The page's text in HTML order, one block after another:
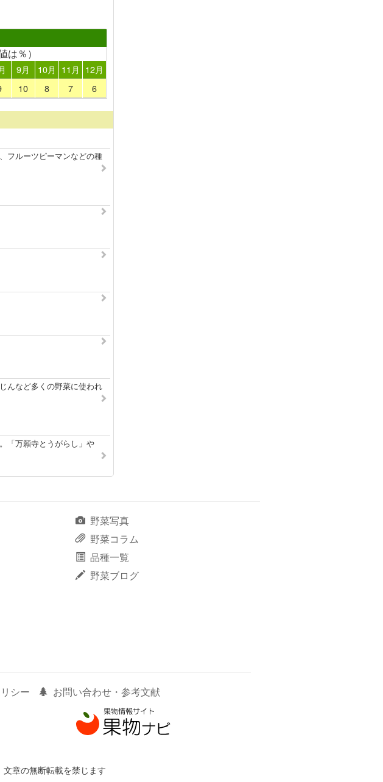
％）
9月 10月 11月
12月
10 8 7 6
フルーツピーマンなどの種
んなど多くの野菜に使われ
「万願寺とうがらし」や
野菜写真
野菜コラム
品種一覧
野菜ブログ
シー お問い合わせ・参考文献
章の無断転載を禁じます